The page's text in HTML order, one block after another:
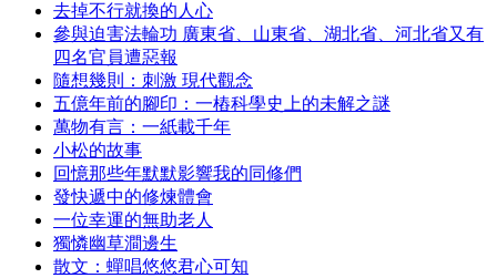
去掉不行就換的人心
參與迫害法輪功 廣東省、山東省、湖北省、河北省又有
四名官員遭惡報
隨想幾則：刺激 現代觀念
五億年前的腳印：一樁科學史上的未解之謎
萬物有言：一紙載千年
小松的故事
回憶那些年默默影響我的同修們
發快遞中的修煉體會
一位幸運的無助老人
獨憐幽草澗邊生
散文：蟬唱悠悠君心可知